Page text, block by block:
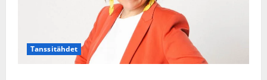
Tanssitähdet